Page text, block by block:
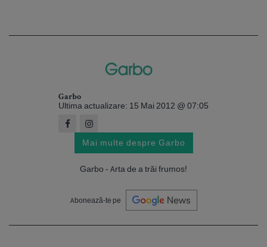
Garbo
Ultima actualizare: 15 Mai 2012 @ 07:05
Mai multe despre Garbo
Garbo - Arta de a trăi frumos!
Abonează-te pe